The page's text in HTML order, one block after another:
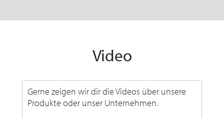
Video
Gerne zeigen wir dir die Videos über unsere
Produkte oder unser Unternehmen.